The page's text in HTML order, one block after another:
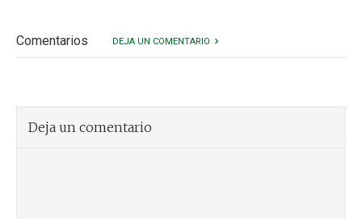
Comentarios DEJA UN COMENTARIO
Deja un comentario